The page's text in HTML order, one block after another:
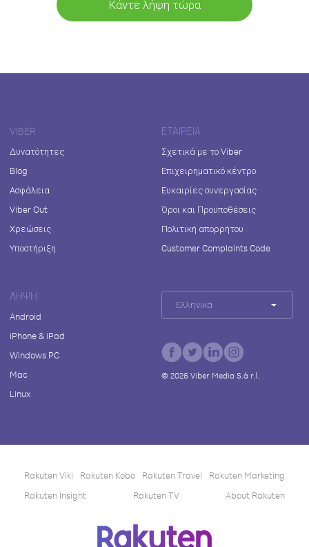
Κάντε λήψη τώρα
VIBER
Δυνατότητες
Blog
Ασφάλεια
Viber Out
Χρεώσεις
Υποστήριξη
ΕΤΑΙΡΕΊΑ
Σχετικά με το Viber
Επιχειρηματικό κέντρο
Ευκαιρίες συνεργασίας
Όροι και Προϋποθέσεις
Πολιτική απορρήτου
Customer Complaints Code
ΛΉΨΗ
Android
iPhone & iPad
Windows PC
Mac
Linux
Ελληνικά
© 2026Viber Media S.à r.l.
Rakuten Viki Rakuten Kobo Rakuten Travel
Rakuten Marketing
Rakuten Insight
Rakuten TV About Rakuten